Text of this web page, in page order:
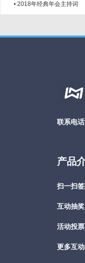
• 2018年经典年会主持词
联系电
产品
扫一扫签
互动抽奖
活动投票
更多互